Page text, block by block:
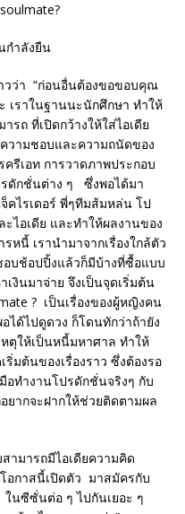
ว่า “ก่อนอื่นต้องขอขอบคุณ
เราในฐานนะนักศึกษา ทำให้
รถ ที่เปิดกว้างให้ใส่ไอเดีย
ความชอบและความถนัดของ
รีเอท การวาดภาพประกอบ
ดักชั่นต่าง ๆ ซึ่งพอได้มา
คไรเดอร์ พี่ๆทีมส้มหล่น โป
ไอเดีย และทำให้ผลงานของ
หนี้ เรานำมาจากเรื่องใกล้ตัว
อบช้อปปิ้งแล้วก็มีบ้างที่ซื้อแบบ
งินมาจ่าย จึงเป็นจุดเริ่มต้น
? เป็นเรื่องของผู้หญิงคน
ด้ไปดูดวง ก็โดนทักว่าถ้ายัง
ตุให้เป็นหนี้มหาศาล ทำให้
มต้นของเรื่องราว ซึ่งต้องรอ
อทำงานโปรดักชั่นจริงๆ กับ
ยากจะฝากให้ช่วยติดตามผล
ามารถมีไอเดียความคิด
อกาสนี้เปิดตัว มาสมัครกับ
ในซีซั่นต่อ ๆ ไปกันเยอะ ๆ